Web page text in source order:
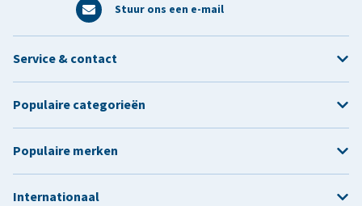
Stuur ons een e-mail
Service & contact
Populaire categorieën
Populaire merken
Internationaal